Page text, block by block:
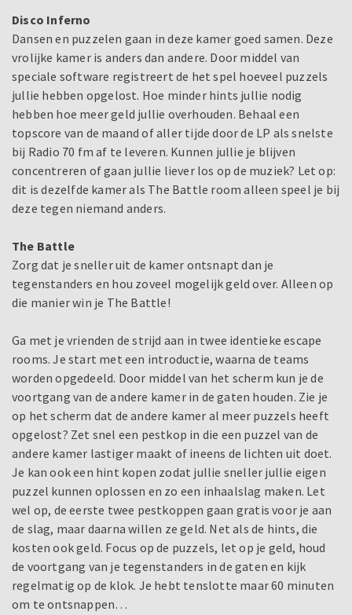
Disco Inferno
Dansen en puzzelen gaan in deze kamer goed samen. Deze
vrolijke kamer is anders dan andere. Door middel van
speciale software registreert de het spel hoeveel puzzels
jullie hebben opgelost. Hoe minder hints jullie nodig
hebben hoe meer geld jullie overhouden. Behaal een
topscore van de maand of aller tijde door de LP als snelste
bij Radio 70 fm af te leveren. Kunnen jullie je blijven
concentreren of gaan jullie liever los op de muziek? Let op:
dit is dezelfde kamer als The Battle room alleen speel je bij
deze tegen niemand anders.
The Battle
Zorg dat je sneller uit de kamer ontsnapt dan je
tegenstanders en hou zoveel mogelijk geld over. Alleen op
die manier win je The Battle!
Ga met je vrienden de strijd aan in twee identieke escape
rooms. Je start met een introductie, waarna de teams
worden opgedeeld. Door middel van het scherm kun je de
voortgang van de andere kamer in de gaten houden. Zie je
op het scherm dat de andere kamer al meer puzzels heeft
opgelost? Zet snel een pestkop in die een puzzel van de
andere kamer lastiger maakt of ineens de lichten uit doet.
Je kan ook een hint kopen zodat jullie sneller jullie eigen
puzzel kunnen oplossen en zo een inhaalslag maken. Let
wel op, de eerste twee pestkoppen gaan gratis voor je aan
de slag, maar daarna willen ze geld. Net als de hints, die
kosten ook geld. Focus op de puzzels, let op je geld, houd
de voortgang van je tegenstanders in de gaten en kijk
regelmatig op de klok. Je hebt tenslotte maar 60 minuten
om te ontsnappen…